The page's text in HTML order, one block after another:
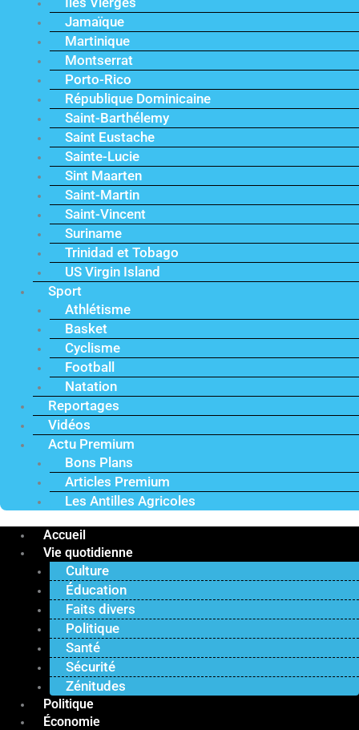
Jamaïque
Martinique
Montserrat
Porto-Rico
République Dominicaine
Saint-Barthélemy
Saint Eustache
Sainte-Lucie
Sint Maarten
Saint-Martin
Saint-Vincent
Suriname
Trinidad et Tobago
US Virgin Island
Sport
Athlétisme
Basket
Cyclisme
Football
Natation
Reportages
Vidéos
Actu Premium
Bons Plans
Articles Premium
Les Antilles Agricoles
Accueil
Vie quotidienne
Culture
Éducation
Faits divers
Politique
Santé
Sécurité
Zénitudes
Politique
Économie